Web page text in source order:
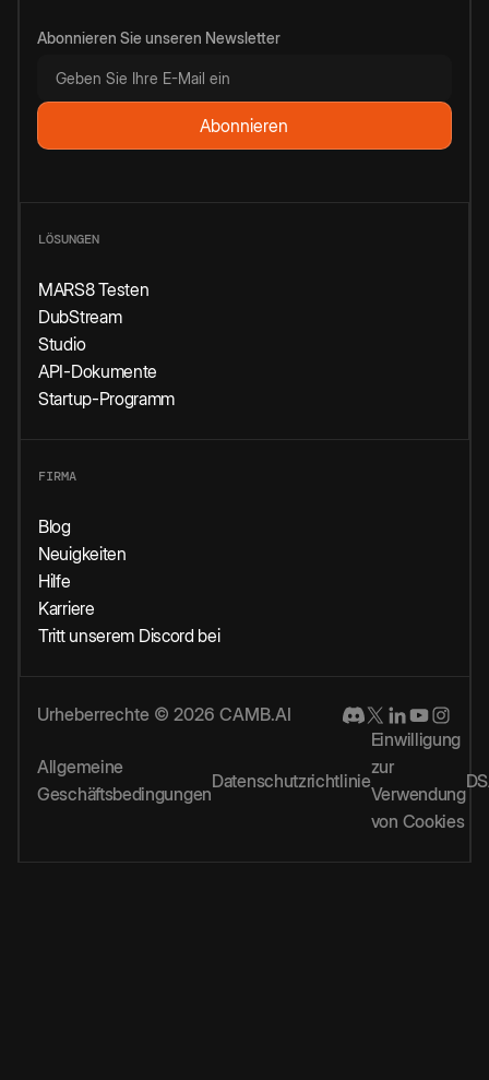
Abonnieren Sie unseren Newsletter
LÖSUNGEN
MARS8 Testen
DubStream
Studio
API-Dokumente
Startup-Programm
FIRMA
Blog
Neuigkeiten
Hilfe
Karriere
Tritt unserem Discord bei
Urheberrechte © 2026 CAMB.AI
Allgemeine
Geschäftsbedingungen
Datenschutzrichtlinie
Einwilligung
zur
Verwendung
von Cookies